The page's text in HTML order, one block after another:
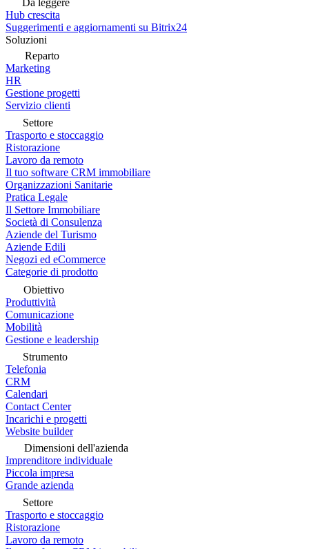
Da leggere
Hub crescita
Suggerimenti e aggiornamenti su Bitrix24
Soluzioni
Reparto
Marketing
HR
Gestione progetti
Servizio clienti
Settore
Trasporto e stoccaggio
Ristorazione
Lavoro da remoto
Il tuo software CRM immobiliare
Organizzazioni Sanitarie
Pratica Legale
Il Settore Immobiliare
Società di Consulenza
Aziende del Turismo
Aziende Edili
Negozi ed eCommerce
Categorie di prodotto
Obiettivo
Produttività
Comunicazione
Mobilità
Gestione e leadership
Strumento
Telefonia
CRM
Calendari
Contact Center
Incarichi e progetti
Website builder
Dimensioni dell'azienda
Imprenditore individuale
Piccola impresa
Grande azienda
Settore
Trasporto e stoccaggio
Ristorazione
Lavoro da remoto